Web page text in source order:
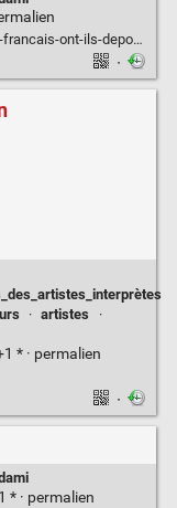
les-armes,124285.php
·
· artistes
·
* · permalien
·
* · permalien